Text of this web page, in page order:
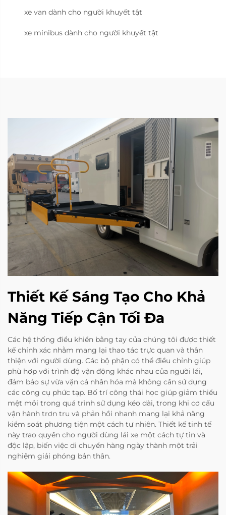
xe van dành cho người khuyết tật
xe minibus dành cho người khuyết tật
Thiết Kế Sáng Tạo Cho Khả
Năng Tiếp Cận Tối Đa
Các hệ thống điều khiển bằng tay của chúng tôi được thiết
kế chính xác nhằm mang lại thao tác trực quan và thân
thiện với người dùng. Các bộ phận có thể điều chỉnh giúp
phù hợp với trình độ vận động khác nhau của người lái,
đảm bảo sự vừa vặn cá nhân hóa mà không cần sử dụng
các công cụ phức tạp. Bố trí công thái học giúp giảm thiểu
mệt mỏi trong quá trình sử dụng kéo dài, trong khi cơ cấu
vận hành trơn tru và phản hồi nhanh mang lại khả năng
kiểm soát phương tiện một cách tự nhiên. Thiết kế tinh tế
này trao quyền cho người dùng lái xe một cách tự tin và
độc lập, biến việc di chuyển hàng ngày thành một trải
nghiệm giải phóng bản thân.